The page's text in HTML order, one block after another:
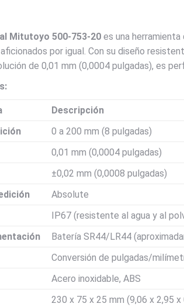
Mitutoyo 500-753-20 es una
por igual. Con su diseño
de 0,01 mm (0,0004 pulgadas), es
Descripción
0 a 200 mm (8 pulgadas)
0,01 mm (0,0004 pulgadas)
±0,02 mm (0,0008 pulgadas)
Absolute
IP67 (resistente al agua y al
Batería SR44/LR44
Conversión de pulgadas/
Acero inoxidable, ABS
230 x 75 x 25 mm (9,06 x 2,95 x